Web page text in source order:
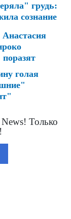
грудь:
сознание
Анастасия
голая
Только